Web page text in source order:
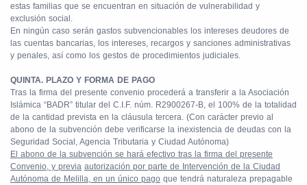
estas familias que se encuentran en situación de vulnerabilidad y
exclusión social.
En ningún caso serán gastos subvencionables los intereses deudores de
las cuentas bancarias, los intereses, recargos y sanciones administrativas
y penales, así como los gestos de procedimientos judiciales.
QUINTA. PLAZO Y FORMA DE PAGO
Tras la firma del presente convenio procederá a transferir a la Asociación
Islámica “BADR” titular del C.I.F. núm. R2900267-B, el 100% de la totalidad
de la cantidad prevista en la cláusula tercera. (Con carácter previo al
abono de la subvención debe verificarse la inexistencia de deudas con la
Seguridad Social, Agencia Tributaria y Ciudad Autónoma)
El abono de la subvención se hará efectivo tras la firma del presente
Convenio, y previa autorización por parte de Intervención de la Ciudad
Autónoma de Melilla, en un único pago que tendrá naturaleza prepagable